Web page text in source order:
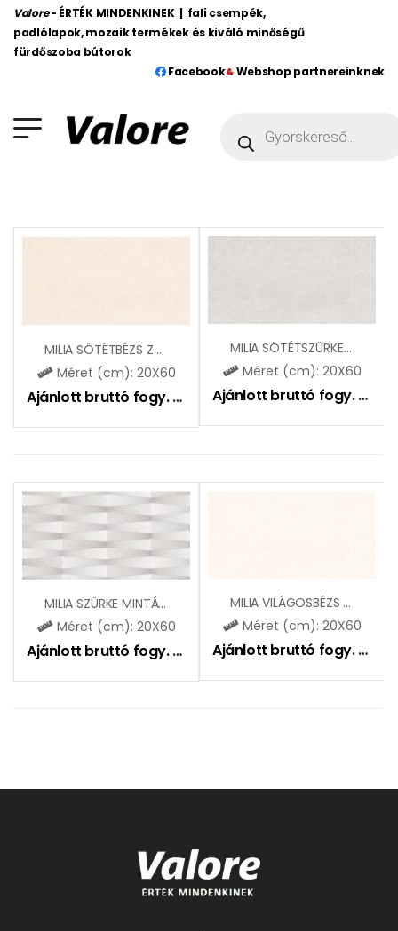
Valore - ÉRTÉK MINDENKINEK | fali csempék,
padlólapok, mozaik termékek és kiváló minőségű
fürdőszoba bútorok
Facebook
Webshop partnereinknek
MILIA SÖTÉTBÉZS ZBD62123
Méret (cm): 20X60
Ajánlott bruttó fogy. ár: 6495Ft
MILIA SÖTÉTSZÜRKE ZBD62125
Méret (cm): 20X60
Ajánlott bruttó fogy. ár:
MILIA SZÜRKE MINTÁS 3D ZBD62129
Méret (cm): 20X60
Ajánlott bruttó fogy. ár: 6995Ft
MILIA VILÁGOSBÉZS ZBD62122
Méret (cm): 20X60
Ajánlott bruttó fogy. ár: